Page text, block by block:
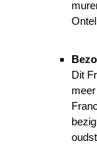
Dit